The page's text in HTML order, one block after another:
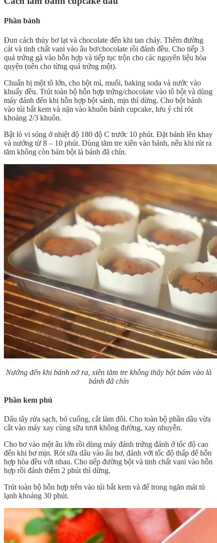
Phần bánh
Đun cách thủy bơ lạt và chocolate đến khi tan chảy. Thêm đường
cát và tinh chất vani vào âu bơ/chocolate rồi đánh đều. Cho tiếp 3
quả trứng gà vào hỗn hợp và tiếp tục trộn cho các nguyên liệu hòa
quyện (nên cho từng quả trứng một).
Chuẩn bị một tô lớn, cho bột mì, muối, baking soda và nước vào
khuấy đều. Trút toàn bộ hỗn hợp trứng/chocolate vào tô bột và dùng
máy đánh đến khi hỗn hợp bột sánh, mịn thì dừng. Cho bột bánh
vào túi bắt kem và nặn vào khuôn bánh cupcake, lưu ý chỉ rót
khoảng 2/3 khuôn.
Bật lò vi sóng ở nhiệt độ 180 độ C trước 10 phút. Đặt bánh lên khay
và nướng từ 8 – 10 phút. Dùng tăm tre xiên vào bánh, nếu khi rút ra
tăm không còn bám bột là bánh đã chín.
Nướng đến khi bánh nở ra, xiên tăm tre không thấy bột bám vào là
bánh đã chín
Phần kem phủ
Dâu tây rửa sạch, bỏ cuống, cắt làm đôi. Cho toàn bộ phần dâu vừa
cắt vào máy xay cùng sữa tươi không đường, xay nhuyễn.
Cho bơ vào một âu lớn rồi dùng máy đánh trứng đánh ở tốc độ cao
đến khi bơ mịn. Rót sữa dâu vào âu bơ, đánh với tốc độ thấp để hỗn
hợp hòa đều với nhau. Cho tiếp đường bột và tinh chất vani vào hỗn
hợp rồi đánh thêm 2 phút thì dừng.
Trút toàn bộ hỗn hợp trên vào túi bắt kem và để trong ngăn mát tủ
lạnh khoảng 30 phút.